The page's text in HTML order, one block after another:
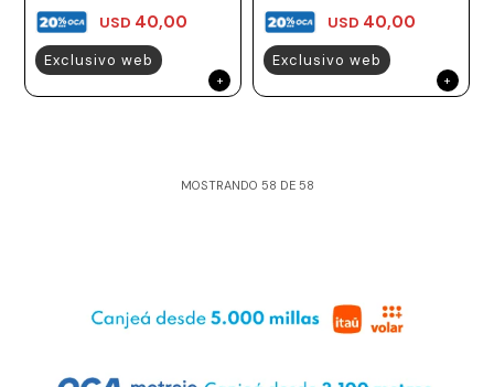
USD 40,00
Exclusivo web
USD 40,00
Exclusivo web
MOSTRANDO 58 DE 58